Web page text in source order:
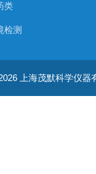
类
检测
备 上海茂默科学仪